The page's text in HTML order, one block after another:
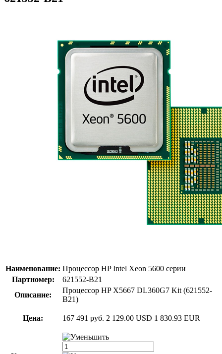
Наименование: Процессор HP Intel Xeon 5600 серии
Партномер:
621552-B21
Описание:
Процессор HP X5667 DL360G7 Kit (621552-
B21)
Цена: 167 491 руб. 2 129.00 USD 1 830.93 EUR